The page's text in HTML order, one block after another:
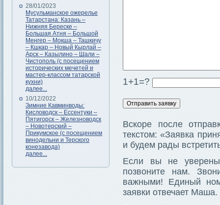
28/01/2023
Мусульманское ожерелье
Татарстана: Казань –
Нижняя Береске –
Большая Атня – Большой
Менгер – Мокша – Ташкичу
– Кшкар – Новый Кырлай –
Арск – Казылино – Шали –
Чистополь (с посещением
исторических мечетей и
мастер-классом татарской
кухни)
далее...
10/12/2022
Зимние Кавминводы:
Кисловодск – Ессентуки –
Пятигорск – Железноводск
– Новотерский –
Прикумское (с посещением
винодельни и Терского
конезавода)
далее...
1+1=?
Вскоре после
текстом: «Заявка
и будем рады
Если вы не
позвоните нам.
важными! Единый
заявки отвечает Маша.